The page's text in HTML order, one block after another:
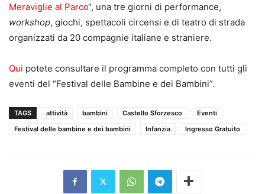
Meraviglie al Parco“, una tre giorni di performance,
workshop, giochi, spettacoli circensi e di teatro di strada
organizzati da 20 compagnie italiane e straniere.
Qui potete consultare il programma completo con tutti gli
eventi del “Festival delle Bambine e dei Bambini”.
TAGS attività bambini Castello Sforzesco
Eventi
Festival delle bambine e dei bambini
Infanzia Ingresso Gratuito